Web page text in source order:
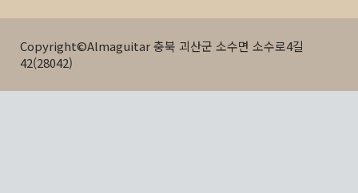
Copyright©Almaguitar 충북 괴산군 소수면 소수로4길
42(28042)